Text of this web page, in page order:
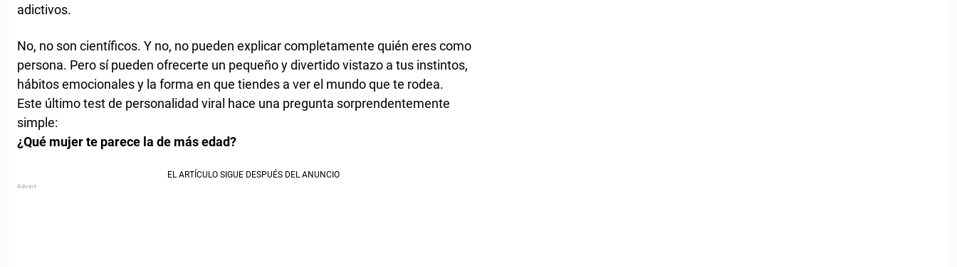
adictivos.
No, no son científicos. Y no, no pueden explicar completamente quién eres como
persona. Pero sí pueden ofrecerte un pequeño y divertido vistazo a tus instintos,
hábitos emocionales y la forma en que tiendes a ver el mundo que te rodea.
Este último test de personalidad viral hace una pregunta sorprendentemente
simple:
¿Qué mujer te parece la de más edad?